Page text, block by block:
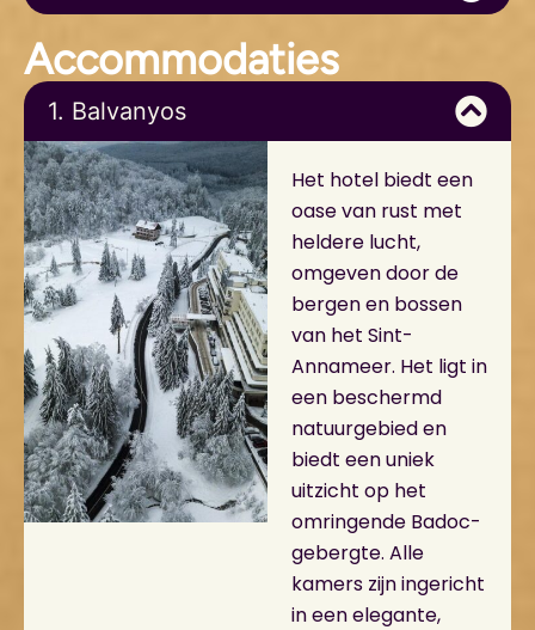
Accommodaties
1. Balvanyos
Het hotel biedt een
oase van rust met
heldere lucht,
omgeven door de
bergen en bossen
van het Sint-
Annameer. Het ligt in
een beschermd
natuurgebied en
biedt een uniek
uitzicht op het
omringende Badoc-
gebergte. Alle
kamers zijn ingericht
in een elegante,